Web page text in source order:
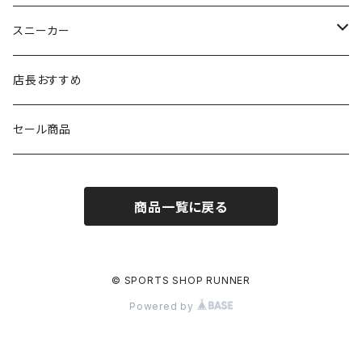
THE NORTH FACE
SPRINTS
VIKING（ヴィーキング）
HYBEX（ハイベックス）
new balance
PUMA
HYBEX
MIZUNO
シダス
ソックス
FOOTMAX
NISHI
ポーチ
SAYSKY
キャップ
SAYSKY
THE NORTH FACE
スニーカー
THE NORTH FACE
店長おすすめ
セール商品
商品一覧に戻る
© SPORTS SHOP RUNNER
Powered by